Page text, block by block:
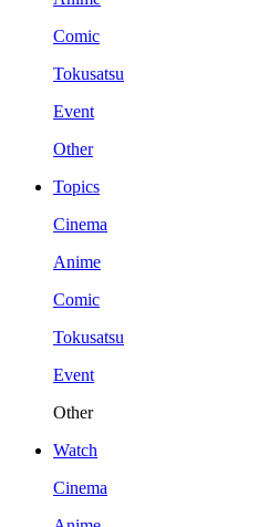
Comic
Tokusatsu
Event
Other
Topics
Cinema
Anime
Comic
Tokusatsu
Event
Other
Watch
Cinema